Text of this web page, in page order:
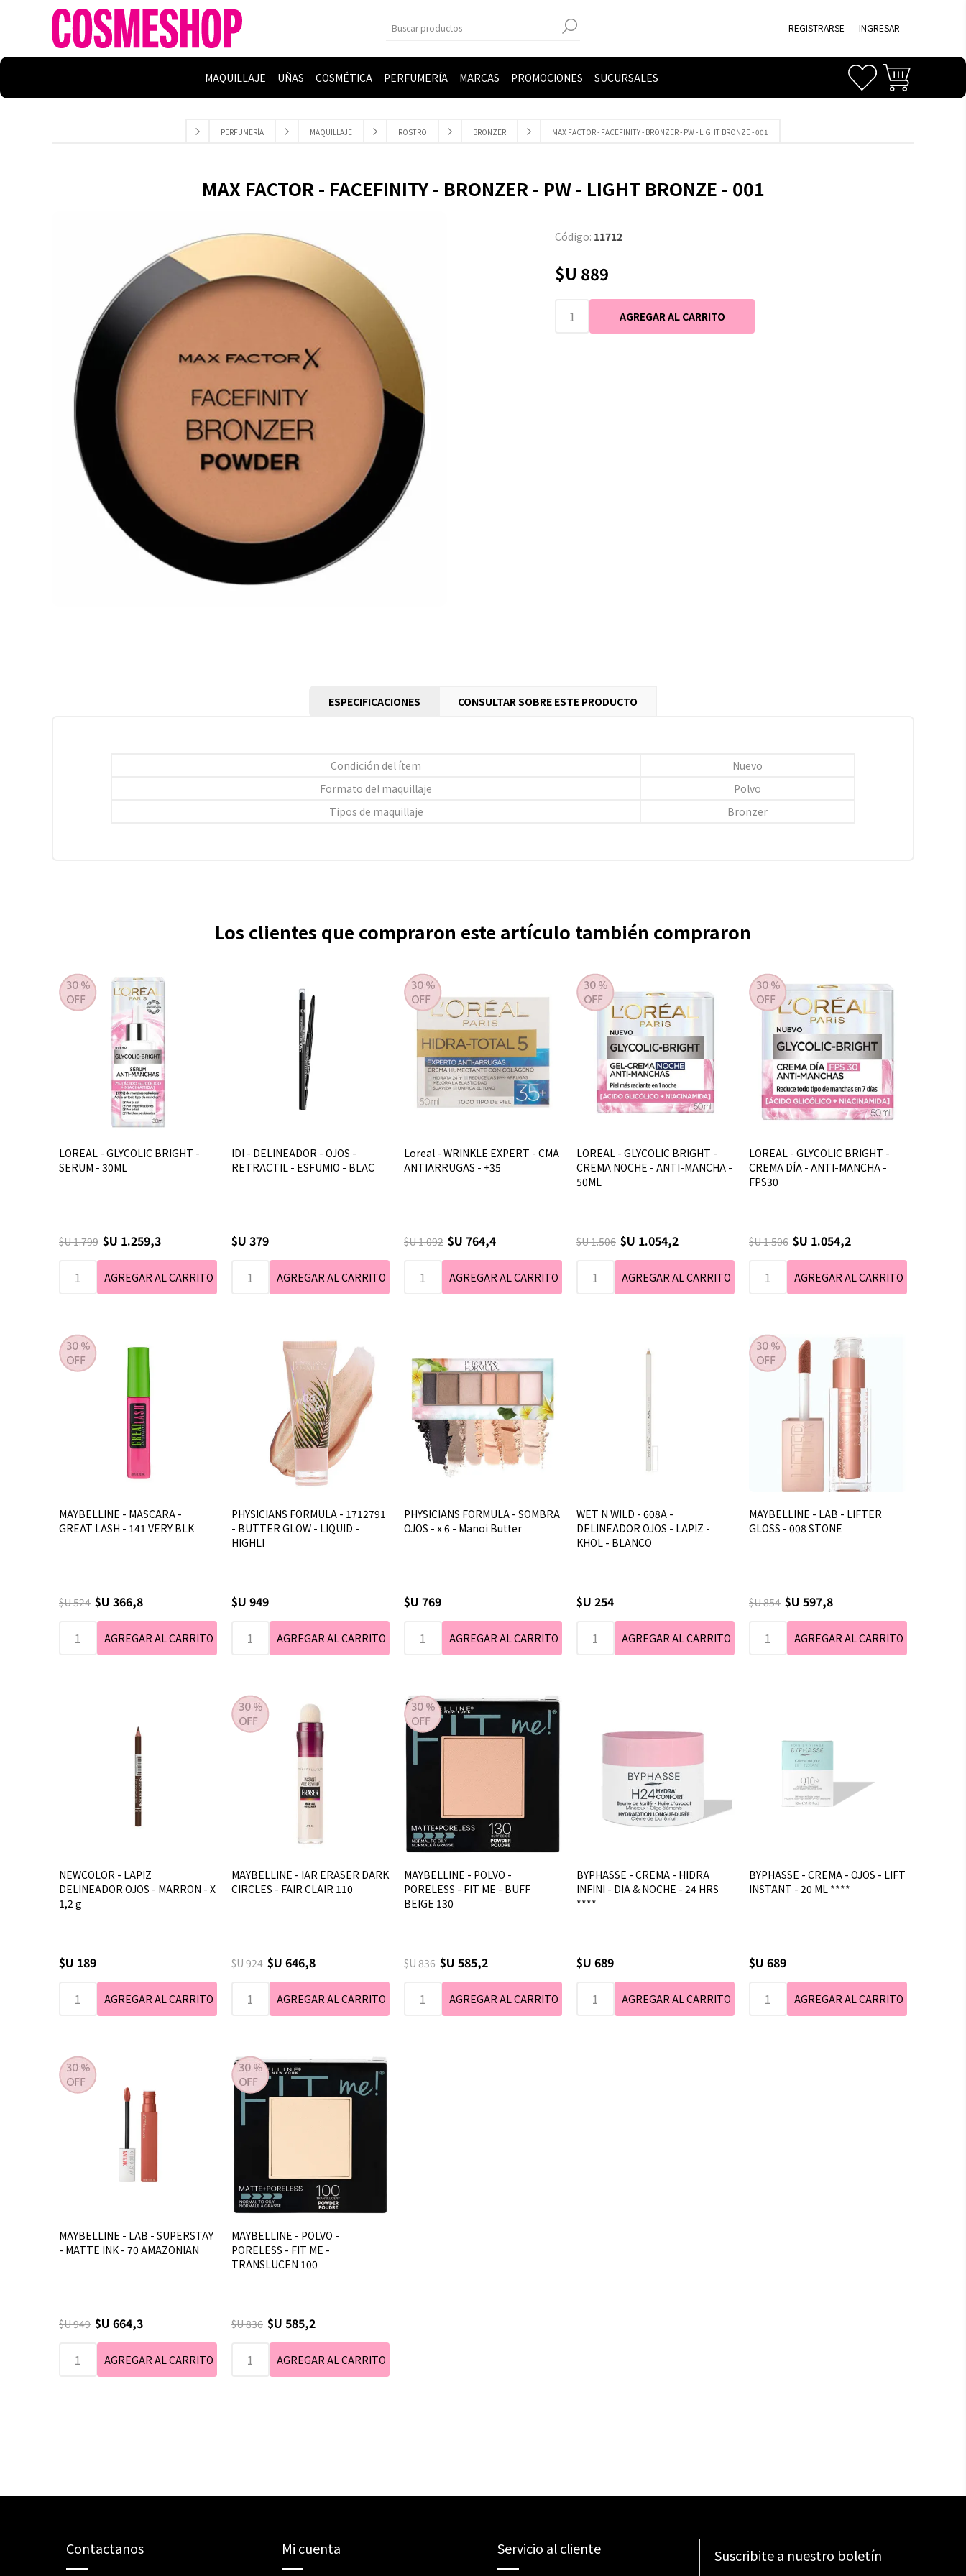
REGISTRARSE INGRESAR
MAQUILLAJE UÑAS COSMÉTICA PERFUMERÍA MARCAS PROMOCIONES SUCURSALES
PERFUMERÍA MAQUILLAJE ROSTRO BRONZER MAX FACTOR - FACEFINITY - BRONZER - PW - LIGHT BRONZE - 001
MAX FACTOR - FACEFINITY - BRONZER - PW - LIGHT BRONZE - 001
Código: 11712
$U 889
ESPECIFICACIONES CONSULTAR SOBRE ESTE PRODUCTO
Condición del ítem
Nuevo
Formato del maquillaje
Polvo
Tipos de maquillaje
Bronzer
Los clientes que compraron este artículo también compraron
LOREAL - GLYCOLIC BRIGHT -
SERUM - 30ML
$U 1.799 $U 1.259,3
IDI - DELINEADOR - OJOS -
RETRACTIL - ESFUMIO - BLAC
$U 379
Loreal - WRINKLE EXPERT - CMA
ANTIARRUGAS - +35
$U 1.092 $U 764,4
LOREAL - GLYCOLIC BRIGHT -
CREMA NOCHE - ANTI-MANCHA -
50ML
$U 1.506 $U 1.054,2
LOREAL - GLYCOLIC BRIGHT -
CREMA DÍA - ANTI-MANCHA -
FPS30
$U 1.506 $U 1.054,2
MAYBELLINE - MASCARA -
GREAT LASH - 141 VERY BLK
$U 524 $U 366,8
PHYSICIANS FORMULA - 1712791
- BUTTER GLOW - LIQUID -
HIGHLI
$U 949
PHYSICIANS FORMULA - SOMBRA
OJOS - x 6 - Manoi Butter
$U 769
WET N WILD - 608A -
DELINEADOR OJOS - LAPIZ -
KHOL - BLANCO
$U 254
MAYBELLINE - LAB - LIFTER
GLOSS - 008 STONE
$U 854 $U 597,8
NEWCOLOR - LAPIZ
DELINEADOR OJOS - MARRON - X
1,2 g
$U 189
MAYBELLINE - IAR ERASER DARK
CIRCLES - FAIR CLAIR 110
$U 924 $U 646,8
MAYBELLINE - POLVO -
PORELESS - FIT ME - BUFF
BEIGE 130
$U 836 $U 585,2
BYPHASSE - CREMA - HIDRA
INFINI - DIA & NOCHE - 24 HRS
****
$U 689
BYPHASSE - CREMA - OJOS - LIFT
INSTANT - 20 ML ****
$U 689
MAYBELLINE - LAB - SUPERSTAY
- MATTE INK - 70 AMAZONIAN
$U 949 $U 664,3
MAYBELLINE - POLVO -
PORELESS - FIT ME -
TRANSLUCEN 100
$U 836 $U 585,2
Contactanos Mi cuenta Servicio al cliente Suscribite a nuestro boletín